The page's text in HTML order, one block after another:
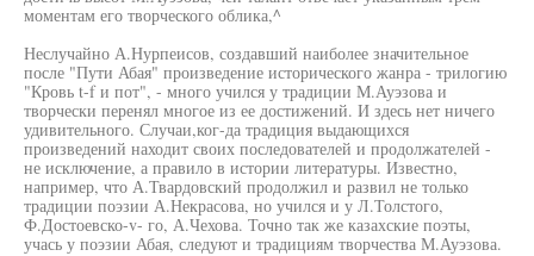
моментам его творческого облика,^
Неслучайно А.Нурпеисов, создавший наиболее значительное
после "Пути Абая" произведение исторического жанра - трилогию
"Кровь t-f и пот", - много учился у традиции М.Ауэзова и
творчески перенял многое из ее достижений. И здесь нет ничего
удивительного. Случаи,ког-да традиция выдающихся
произведений находит своих последователей и продолжателей -
не исключение, а правило в истории литературы. Известно,
например, что А.Твардовский продолжил и развил не только
традиции поэзии А.Некрасова, но учился и у Л.Толстого,
Ф.Достоевско-v- го, А.Чехова. Точно так же казахские поэты,
учась у поэзии Абая, следуют и традициям творчества М.Ауэзова.